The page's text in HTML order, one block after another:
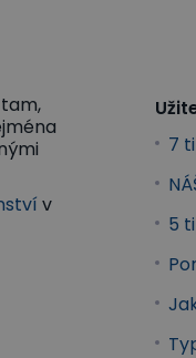
v
7
5